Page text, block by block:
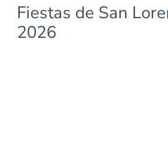
Fiestas de San
2026